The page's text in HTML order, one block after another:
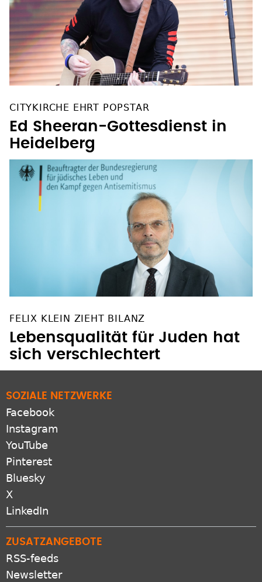
CITYKIRCHE EHRT POPSTAR
Ed Sheeran-Gottesdienst in
Heidelberg
FELIX KLEIN ZIEHT BILANZ
Lebensqualität für Juden hat
sich verschlechtert
SOZIALE NETZWERKE
Facebook
Instagram
YouTube
Pinterest
Bluesky
X
LinkedIn
ZUSATZANGEBOTE
RSS-feeds
Newsletter